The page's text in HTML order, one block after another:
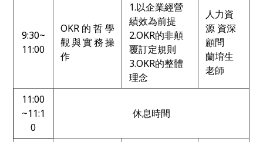
9:30~
11:00
OKR的哲學
觀與實務操
作
1.以企業經營
績效為前提
2.OKR的非顛
覆訂定規則
3.OKR的整體
理念
人力資
源 資深
顧問
蘭堉生
老師
11:00
~11:1
0
休息時間